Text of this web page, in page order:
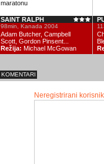
maratonu
SAINT RALPH
98min, Kanada 2004
Adam Butcher, Campbell
Scott, Gordon Pinsent...
Režija: Michael McGowan
KOMENTARI
Neregistrirani korisnik